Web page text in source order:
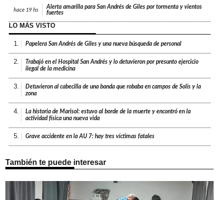
hace 19 hs
Alerta amarilla para San Andrés de Giles por tormenta y vientos
fuertes
LO MÁS VISTO
1. Papelera San Andrés de Giles y una nueva búsqueda de personal
2.
Trabajó en el Hospital San Andrés y lo detuvieron por presunto ejercicio
ilegal de la medicina
3.
Detuvieron al cabecilla de una banda que robaba en campos de Solís y la
zona
4.
La historia de Marisol: estuvo al borde de la muerte y encontró en la
actividad física una nueva vida
5. Grave accidente en la AU 7: hay tres víctimas fatales
También te puede interesar